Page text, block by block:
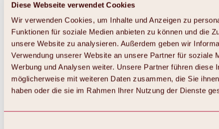
Diese Webseite verwendet Cookies
Wir verwenden Cookies, um Inhalte und Anzeigen zu
Funktionen für soziale Medien anbieten zu können und die
unsere Website zu analysieren. Außerdem geben wir
Verwendung unserer Website an unsere Partner für soziale
Werbung und Analysen weiter. Unsere Partner führen diese
möglicherweise mit weiteren Daten zusammen, die Sie
haben oder die sie im Rahmen Ihrer Nutzung der Dienste